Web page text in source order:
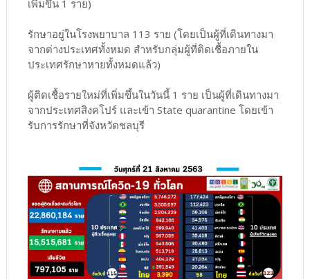
เพิ่มขึ้น 1 ราย)
รักษาอยู่ในโรงพยาบาล 113 ราย (โดยเป็นผู้ที่เดินทางมา
จากต่างประเทศทั้งหมด สำหรับกลุ่มผู้ที่ติดเชื้อภายใน
ประเทศรักษาหายทั้งหมดแล้ว)
ผู้ติดเชื้อรายใหม่ที่เพิ่มขึ้นในวันนี้ 1 ราย เป็นผู้ที่เดินทางมา
จากประเทศสิงคโปร์ และเข้า State quarantine โดยเข้า
รับการรักษาที่จังหวัดชลบุรี